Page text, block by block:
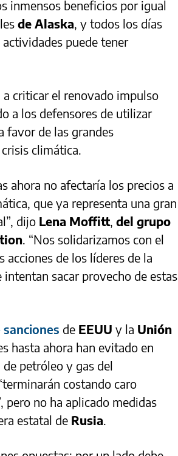
inmensos beneficios por igual
de Alaska, y todos los días
puede tener
a criticar el renovado impulso
a los defensores de utilizar
favor de las grandes
climática.
ahora no afectaría los precios a
que ya representa una gran
dijo Lena Moffitt, del grupo
. “Nos solidarizamos con el
acciones de los líderes de la
sacar provecho de estas
de EEUU y la Unión
hasta ahora han evitado en
petróleo y gas del
costando caro
pero no ha aplicado medidas
estatal de Rusia.